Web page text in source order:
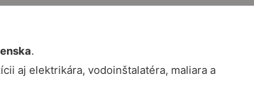
.
aj elektrikára, vodoinštalatéra, maliara a